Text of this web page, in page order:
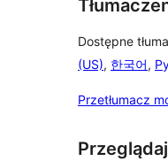
Dostępne
(US), 한국어,
Przetłumacz